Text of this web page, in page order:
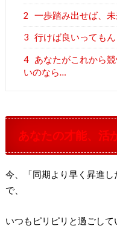
2 一歩踏み出せば、
3 行けば良いっても
4
あなたがこれから
いのなら…
あなたの才能、活
今、「同期より早く昇進
で、
いつもピリピリと過ごして